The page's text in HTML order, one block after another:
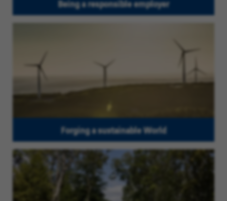
Being a responsible employer
Forging a sustainable World